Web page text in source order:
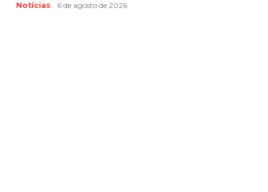
Notícias 6 de agosto de 2026